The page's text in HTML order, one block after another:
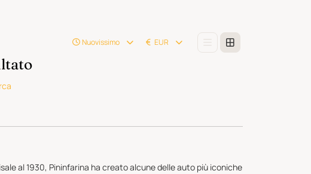
Nuovissimo EUR
al 1930, Pininfarina ha creato alcune delle auto più iconiche